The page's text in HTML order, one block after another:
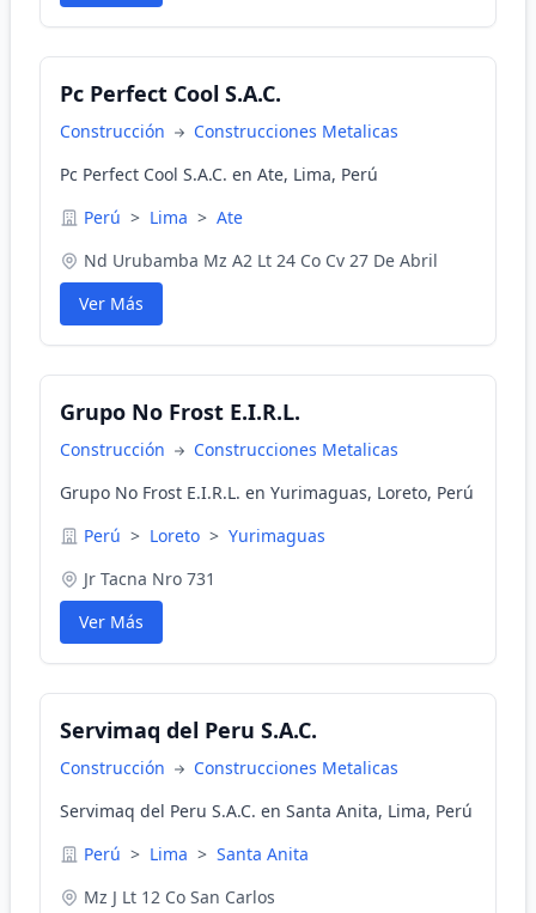
Pc Perfect Cool S.A.C.
Construcción
Construcciones Metalicas
Pc Perfect Cool S.A.C. en Ate, Lima, Perú
Perú > Lima > Ate
Nd Urubamba Mz A2 Lt 24 Co Cv 27 De Abril
Ver Más
Grupo No Frost E.I.R.L.
Construcción
Construcciones Metalicas
Grupo No Frost E.I.R.L. en Yurimaguas, Loreto, Perú
Perú > Loreto > Yurimaguas
Jr Tacna Nro 731
Ver Más
Servimaq del Peru S.A.C.
Construcción
Construcciones Metalicas
Servimaq del Peru S.A.C. en Santa Anita, Lima, Perú
Perú > Lima > Santa Anita
Mz J Lt 12 Co San Carlos